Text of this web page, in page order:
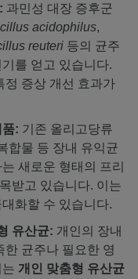
과민성 대장 증후군
acidophilus,
reuteri 등의 균주
를 얻고 있습니다.
정 증상 개선 효과가
: 기존 올리고당류
합물 등 장내 유익균
새로운 형태의 프리
받고 있습니다. 이는
화할 수 있습니다.
유산균: 개인의 장내
한 균주나 필요한 영
개인 맞춤형 유산균